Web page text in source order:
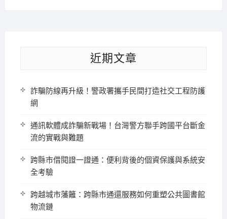
近期文章
詐騙防線再升級！警政署攜手民間打造社交工程防護
網
通訊軟體成詐騙新戰場！台灣警方聯手跨國平台斷金
流的實戰與難題
跨縣市借閱證一證通：便利背後的個資保護與系統安
全考驗
跨越城市藩籬：跨縣市通還服務如何重塑公共圖書館
物流鏈